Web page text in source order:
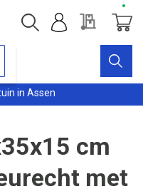
in Assen
Offerte
cm
met